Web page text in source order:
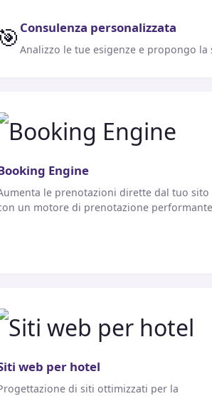
🎯 Consulenza personalizzata
Analizzo le tue esigenze e propongo
Engine
le prenotazioni dirette dal tuo sito
un motore di prenotazione
web per hotel
di siti ottimizzati per la